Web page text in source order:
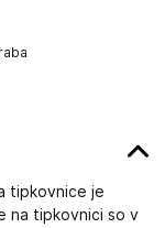
tipkovnice je
na tipkovnici so v